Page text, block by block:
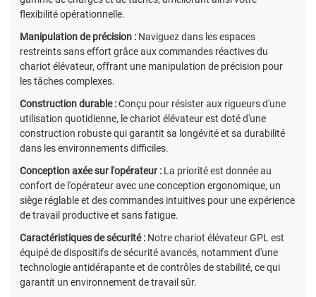
flexibilité opérationnelle.
Manipulation de précision : Naviguez dans les espaces
restreints sans effort grâce aux commandes réactives du
chariot élévateur, offrant une manipulation de précision pour
les tâches complexes.
Construction durable :Conçu pour résister aux rigueurs d'une
utilisation quotidienne, le chariot élévateur est doté d'une
construction robuste qui garantit sa longévité et sa durabilité
dans les environnements difficiles.
Conception axée sur l'opérateur : La priorité est donnée au
confort de l'opérateur avec une conception ergonomique, un
siège réglable et des commandes intuitives pour une expérience
de travail productive et sans fatigue.
Caractéristiques de sécurité : Notre chariot élévateur GPL est
équipé de dispositifs de sécurité avancés, notamment d'une
technologie antidérapante et de contrôles de stabilité, ce qui
garantit un environnement de travail sûr.